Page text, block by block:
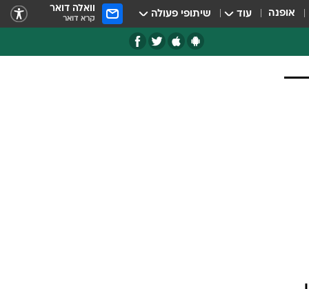
אופנה עוד שיתופי פעולה וואלה דואר
קרא דואר